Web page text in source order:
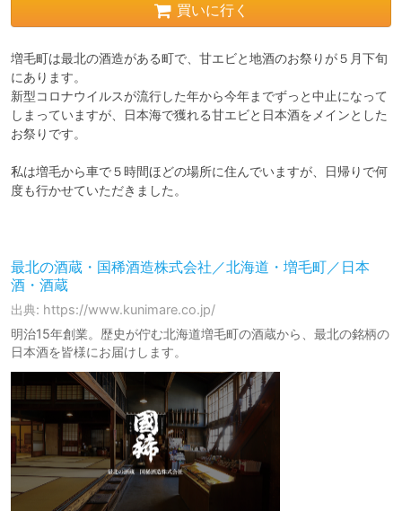
買いに行く
増毛町は最北の酒造がある町で、甘エビと地酒のお祭りが５月下旬
にあります。
新型コロナウイルスが流行した年から今年までずっと中止になって
しまっていますが、日本海で獲れる甘エビと日本酒をメインとした
お祭りです。
私は増毛から車で５時間ほどの場所に住んでいますが、日帰りで何
度も行かせていただきました。
最北の酒蔵・国稀酒造株式会社／北海道・増毛町／日本
酒・酒蔵
出典: https://www.kunimare.co.jp/
明治15年創業。歴史が佇む北海道増毛町の酒蔵から、最北の銘柄の
日本酒を皆様にお届けします。